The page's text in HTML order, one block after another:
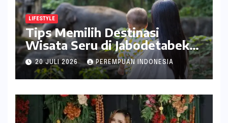
LIFESTYLE
Tips Memilih Destinasi
Wisata Seru di Jabodetabek
ala inDrive
20 JULI 2026 PEREMPUAN INDONESIA